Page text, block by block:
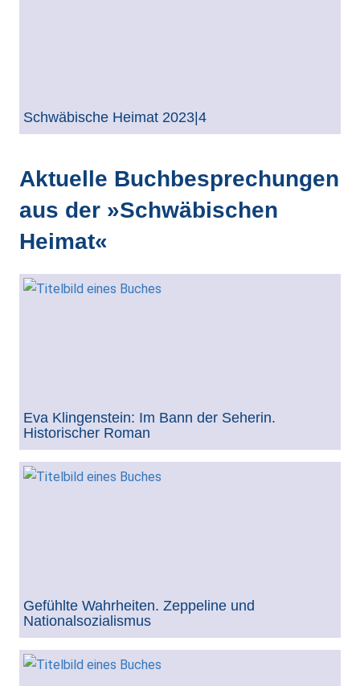
Schwäbische Heimat 2023|4
Aktuelle Buchbesprechungen
aus der »Schwäbischen
Heimat«
Eva Klingenstein: Im Bann der Seherin.
Historischer Roman
Gefühlte Wahrheiten. Zeppeline und
Nationalsozialismus